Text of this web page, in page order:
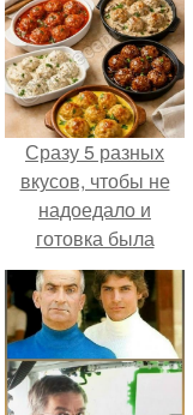
Сразу 5 разных
вкусов, чтобы не
надоедало и
готовка была
проще.